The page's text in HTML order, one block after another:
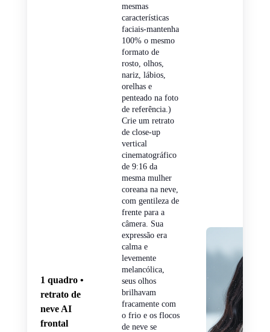
1 quadro •
retrato de
neve AI
frontal
mesmas
características
faciais-mantenha
100% o mesmo
formato de
rosto, olhos,
nariz, lábios,
orelhas e
penteado na foto
de referência.)
Crie um retrato
de close-up
vertical
cinematográfico
de 9:16 da
mesma mulher
coreana na neve,
com gentileza de
frente para a
câmera. Sua
expressão era
calma e
levemente
melancólica,
seus olhos
brilhavam
fracamente com
o frio e os flocos
de neve se